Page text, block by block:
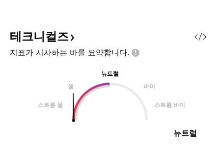
테크니컬즈
지표가 시사하는 바를 요약합니다.
뉴트럴
셀
바이
스트롱 셀 스트롱 바이
뉴트럴